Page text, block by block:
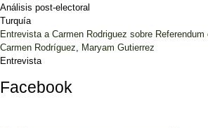
Análisis post-electoral
Turquía
Entrevista a Carmen Rodriguez sobre
Carmen Rodríguez
Maryam Gutierrez
Entrevista
Facebook